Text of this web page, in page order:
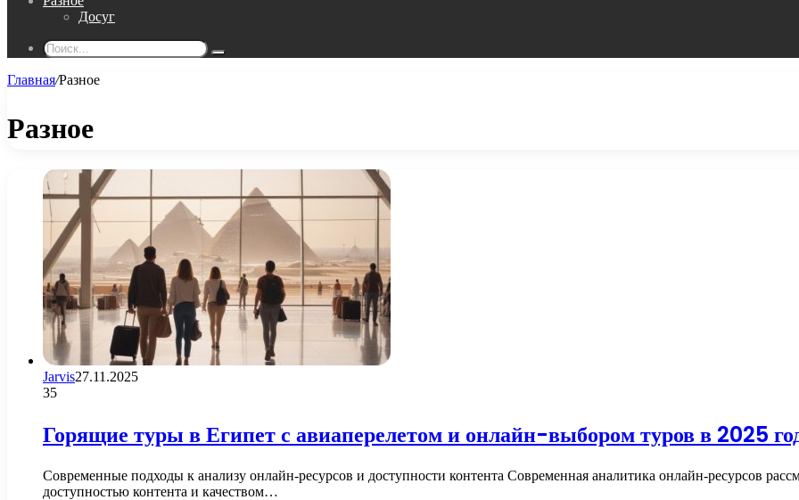
Досуг
Поиск...
Главная/Разное
Разное
Jarvis27.11.2025
35
Горящие туры в Египет с авиаперелетом и онлайн-выбором туров в 2025
Современные подходы к анализу онлайн-ресурсов и доступности контента Современная аналитика онлайн-ресурсов
доступностью контента и качеством…